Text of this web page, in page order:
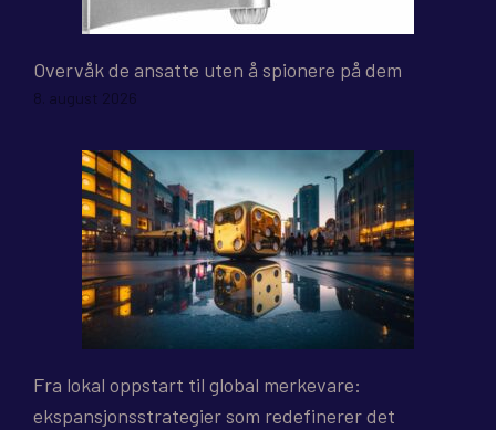
Overvåk de ansatte uten å spionere på dem
8. august 2026
Fra lokal oppstart til global merkevare:
ekspansjonsstrategier som redefinerer det